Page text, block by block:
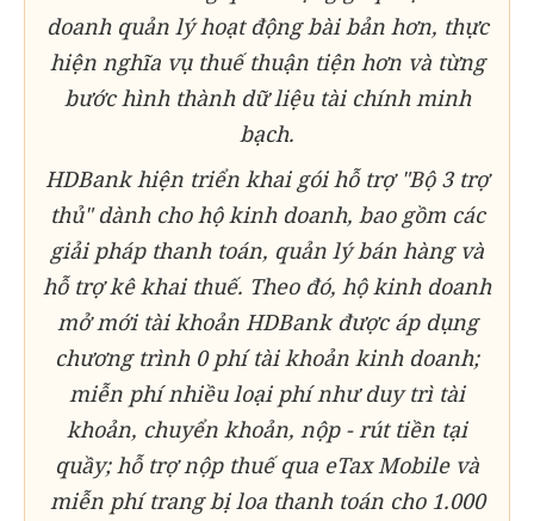
doanh quản lý hoạt động bài bản hơn, thực
hiện nghĩa vụ thuế thuận tiện hơn và từng
bước hình thành dữ liệu tài chính minh
bạch.
HDBank hiện triển khai gói hỗ trợ "Bộ 3 trợ
thủ" dành cho hộ kinh doanh, bao gồm các
giải pháp thanh toán, quản lý bán hàng và
hỗ trợ kê khai thuế. Theo đó, hộ kinh doanh
mở mới tài khoản HDBank được áp dụng
chương trình 0 phí tài khoản kinh doanh;
miễn phí nhiều loại phí như duy trì tài
khoản, chuyển khoản, nộp - rút tiền tại
quầy; hỗ trợ nộp thuế qua eTax Mobile và
miễn phí trang bị loa thanh toán cho 1.000